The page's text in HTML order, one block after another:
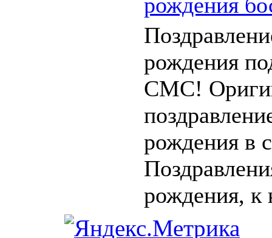
рождения
СМС!
рождения в
рождения,